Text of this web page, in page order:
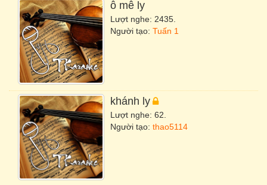
ô mê ly
Lượt nghe: 2435.
Người tạo: Tuấn 1
khánh ly
Lượt nghe: 62.
Người tạo: thao5114